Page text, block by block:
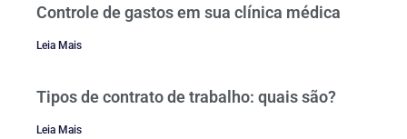
Controle de gastos em sua clínica médica
Leia Mais
Tipos de contrato de trabalho: quais são?
Leia Mais